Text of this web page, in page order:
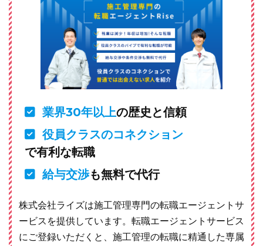
業界30年以上の歴史と信頼
役員クラスのコネクション
で有利な転職
給与交渉も無料で代行
株式会社ライズは施工管理専門の転職エージェントサ
ービスを提供しています。転職エージェントサービス
にご登録いただくと、施工管理の転職に精通した専属